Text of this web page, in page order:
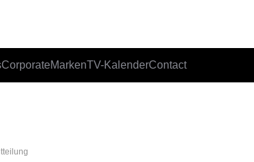
CorporateMarkenTV-KalenderContact